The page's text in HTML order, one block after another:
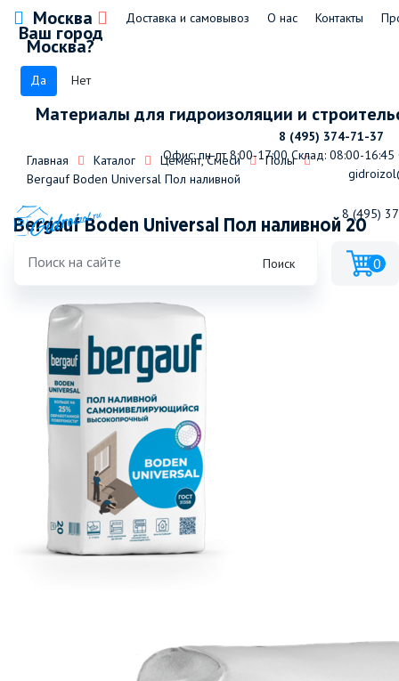
Москва
Ваш город
Москва?
Да Нет
Доставка и самовывоз О нас Контакты
Материалы для гидроизоляции и
8 (495) 374-71-37
Офис: пн-пт 8:00-17:00 Склад: 08:00-16:45
8 (495)
Поиск 0
Главная Каталог Цемент, Смеси
Полы
Bergauf Boden Universal Пол наливной
Bergauf Boden Universal Пол наливной 20